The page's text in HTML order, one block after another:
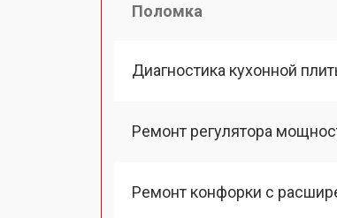
Поломка
Диагностика кухонной
Ремонт регулятора
Ремонт конфорки с